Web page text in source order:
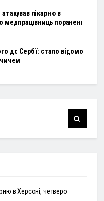
лікарню в
медпрацівниць поранені
до Сербії: стало відомо
в Херсоні, четверо